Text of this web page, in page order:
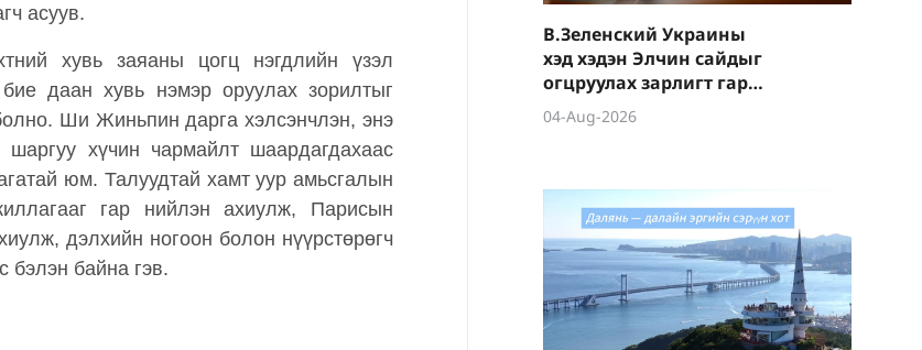
асуув.
хувь заяаны цогц нэгдлийн үзэл
даан хувь нэмэр оруулах зорилтыг
Ши Жиньпин дарга хэлсэнчлэн, энэ
хүчин чармайлт шаардагдахаас
юм. Талуудтай хамт уур амьсгалын
гар нийлэн ахиулж, Парисын
дэлхийн ногоон болон нүүрстөрөгч
бэлэн байна гэв.
В.Зеленский Украины
хэд хэдэн Элчин сайдыг
огцруулах зарлигт гарын
үсэг зурав
04-Aug-2026